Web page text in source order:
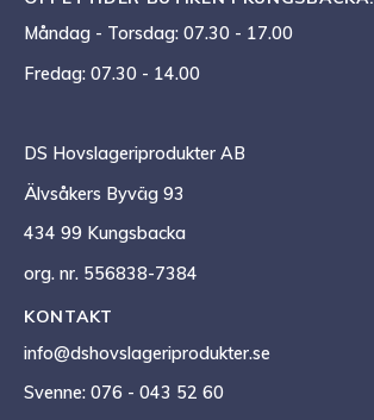
Måndag - Torsdag: 07.30 - 17.00
Fredag: 07.30 - 14.00
DS Hovslageriprodukter AB
Älvsåkers Byväg 93
434 99 Kungsbacka
org. nr. 556838-7384
KONTAKT
info@dshovslageriprodukter.se
Svenne: 076 - 043 52 60